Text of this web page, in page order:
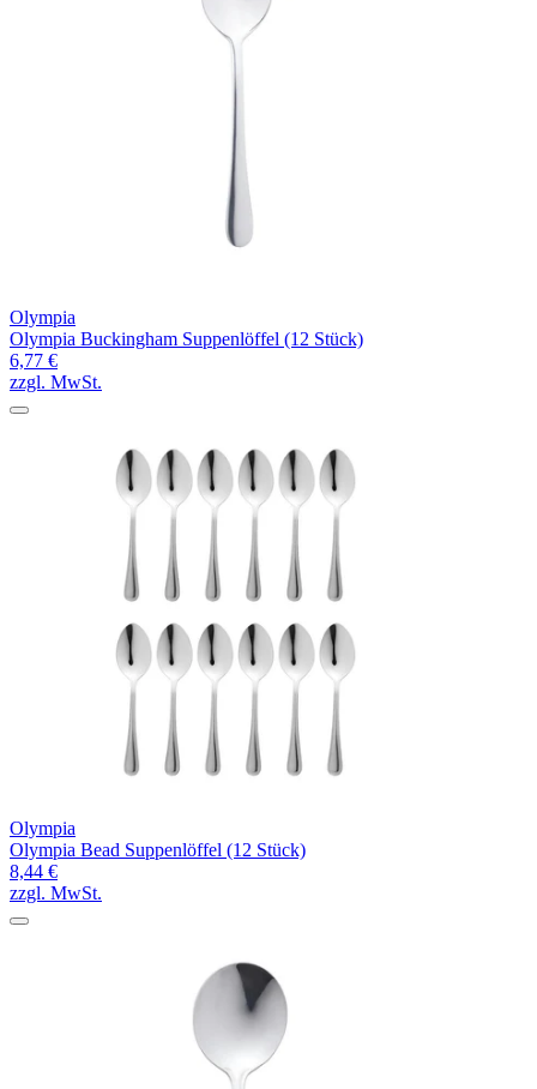
Olympia
Olympia Buckingham Suppenlöffel (12 Stück)
6,77 €
zzgl. MwSt.
Olympia
Olympia Bead Suppenlöffel (12 Stück)
8,44 €
zzgl. MwSt.